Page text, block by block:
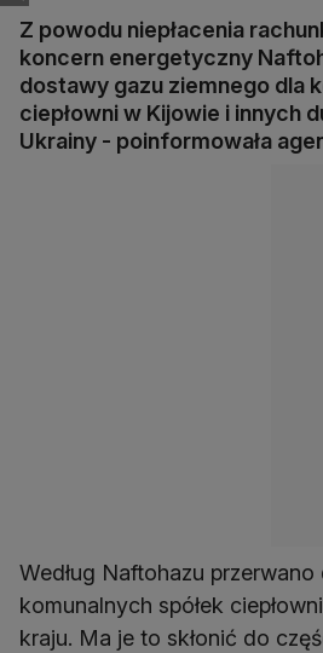
Z powodu niepłacenia
koncern energetyczny
dostawy gazu ziemnego dla
ciepłowni w Kijowie i innych
Ukrainy - poinformowała
Według Naftohazu
komunalnych spółek
kraju. Ma je to skłonić do